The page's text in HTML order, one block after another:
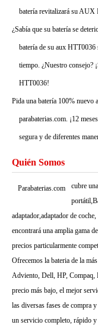
batería revitalizará su AUX
¿Sabía que su batería se
batería de su aux HTT0036
tiempo. ¿Nuestro consejo?
HTT0036!
Pida una batería 100%
parabaterias.com. ¡12
segura y de diferentes
Quién Somos
Parabaterias.com
cubre
adaptador,adaptador de
encontrará una amplia gama
precios particularmente
Ofrecemos la bateria de la
Adviento, Dell, HP, Compaq,
precio más bajo, el mejor
las diversas fases de compra
un servicio completo, rápido y